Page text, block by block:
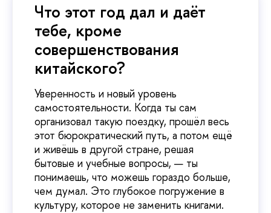
Что этот год дал и даёт
тебе, кроме
совершенствования
китайского?
Уверенность и новый уровень
самостоятельности. Когда ты сам
организовал такую поездку, прошёл весь
этот бюрократический путь, а потом ещё
и живёшь в другой стране, решая
бытовые и учебные вопросы, — ты
понимаешь, что можешь гораздо больше,
чем думал. Это глубокое погружение в
культуру, которое не заменить книгами.